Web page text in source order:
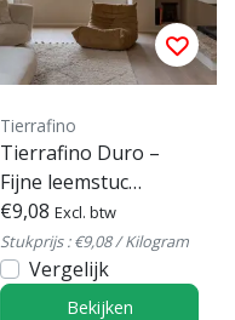
Tierrafino
Tierrafino Duro –
Fijne leemstuc
afwerkpleister
€9,08 Excl. btw
Stukprijs : €9,08 / Kilogram
Vergelijk
Bekijken